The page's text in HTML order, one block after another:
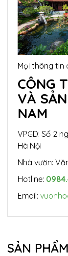
Mọi thông tin
CÔNG
VÀ
NAM
VPGD: Số 2
Hà Nội
Nhà vườn:
Hotline:
Email:
SẢN